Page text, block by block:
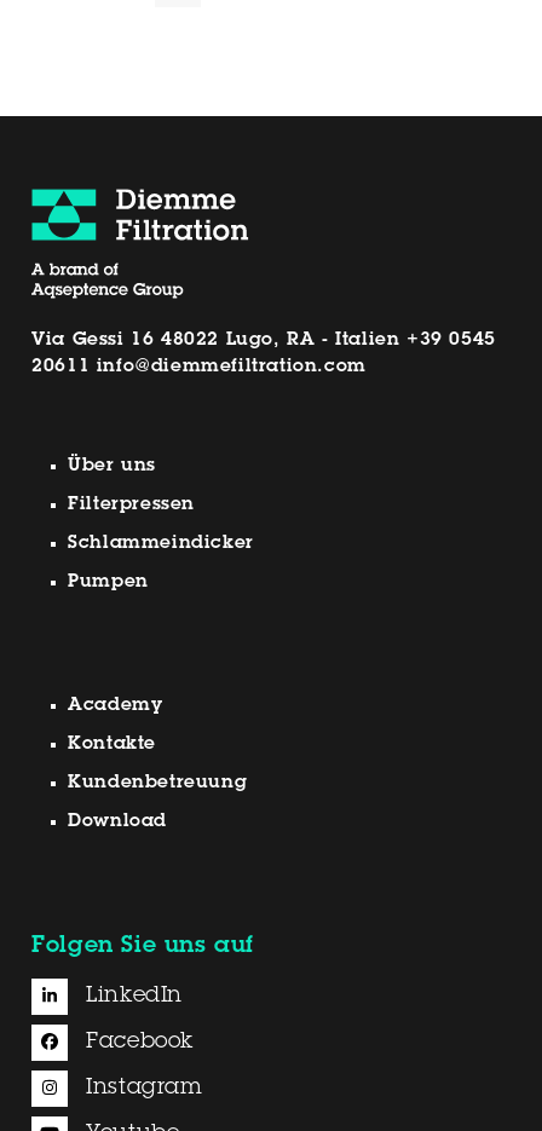
Via Gessi 16 48022 Lugo, RA - Italien +39 0545
20611 info@diemmefiltration.com
Über uns
Filterpressen
Schlammeindicker
Pumpen
Academy
Kontakte
Kundenbetreuung
Download
Folgen Sie uns auf
LinkedIn
Facebook
Instagram